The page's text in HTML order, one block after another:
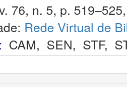
76, n. 5, p.
Rede Virtual de
CAM, SEN, STF,